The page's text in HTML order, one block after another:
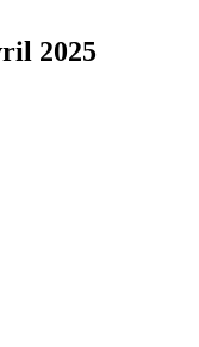
2025